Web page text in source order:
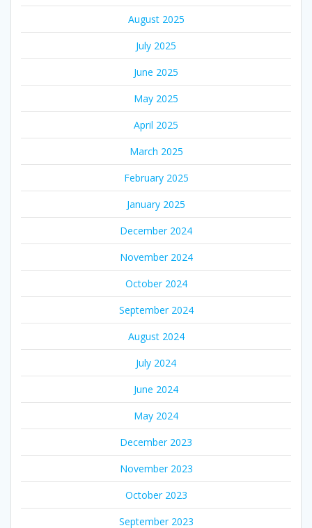
August 2025
July 2025
June 2025
May 2025
April 2025
March 2025
February 2025
January 2025
December 2024
November 2024
October 2024
September 2024
August 2024
July 2024
June 2024
May 2024
December 2023
November 2023
October 2023
September 2023